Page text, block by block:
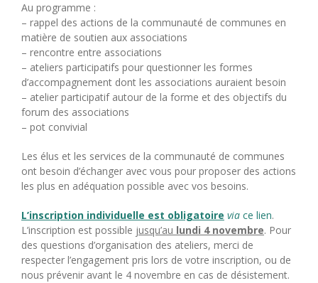
Au programme :
– rappel des actions de la communauté de communes en
matière de soutien aux associations
– rencontre entre associations
– ateliers participatifs pour questionner les formes
d’accompagnement dont les associations auraient besoin
– atelier participatif autour de la forme et des objectifs du
forum des associations
– pot convivial
Les élus et les services de la communauté de communes
ont besoin d’échanger avec vous pour proposer des actions
les plus en adéquation possible avec vos besoins.
L’inscription individuelle est obligatoire via ce lien.
L’inscription est possible jusqu’au lundi 4 novembre. Pour
des questions d’organisation des ateliers, merci de
respecter l’engagement pris lors de votre inscription, ou de
nous prévenir avant le 4 novembre en cas de désistement.